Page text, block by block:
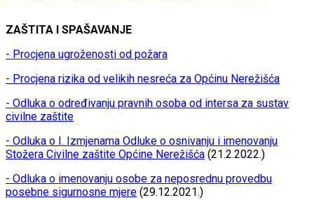
ZAŠTITA I SPAŠAVANJE
- Procjena ugroženosti od požara
- Procjena rizika od velikih nesreća za Općinu Nerežišća
- Odluka o određivanju pravnih osoba od intersa za sustav
civilne zaštite
- Odluka o I. Izmjenama Odluke o osnivanju i imenovanju
Stožera Civilne zaštite Općine Nerežišća (21.2.2022.)
- Odluka o imenovanju osobe za neposrednu provedbu
posebne sigurnosne mjere (29.12.2021.)